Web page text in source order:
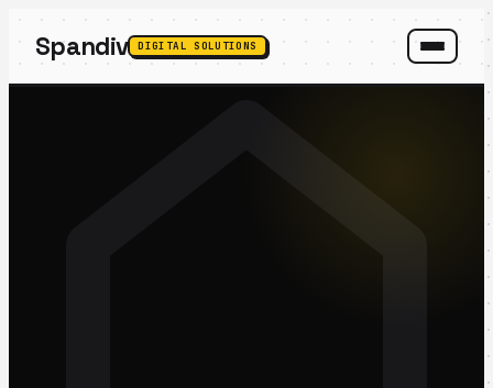
Spandiv DIGITAL SOLUTIONS
SPANDIV ASSISTANT